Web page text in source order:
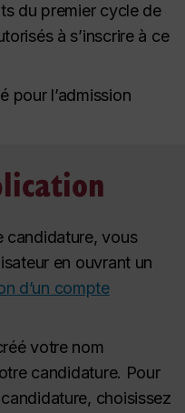
du premier cycle de
à s’inscrire à ce
pour l’admission
candidature, vous
en ouvrant un
d’un compte
votre nom
candidature. Pour
choisissez